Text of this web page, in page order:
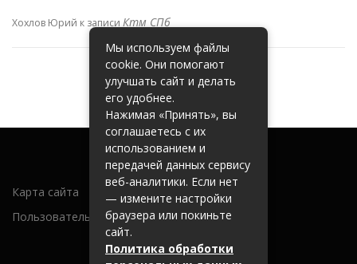
Хохлов Юрий к записи Ктм СПб
Карта сайта
Пользовательское соглашение
Мы используем файлы
cookie. Они помогают
улучшать сайт и делать
его удобнее.
Нажимая «Принять», вы
соглашаетесь с их
использованием и
передачей данных сервису
веб-аналитики. Если нет
— измените настройки
браузера или покиньте
сайт.
Политика обработки